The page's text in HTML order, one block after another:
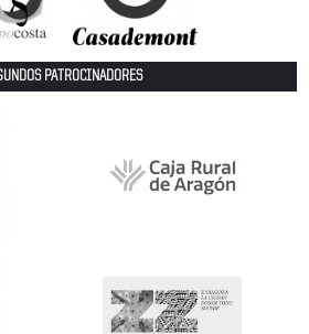
PATROCINADORES